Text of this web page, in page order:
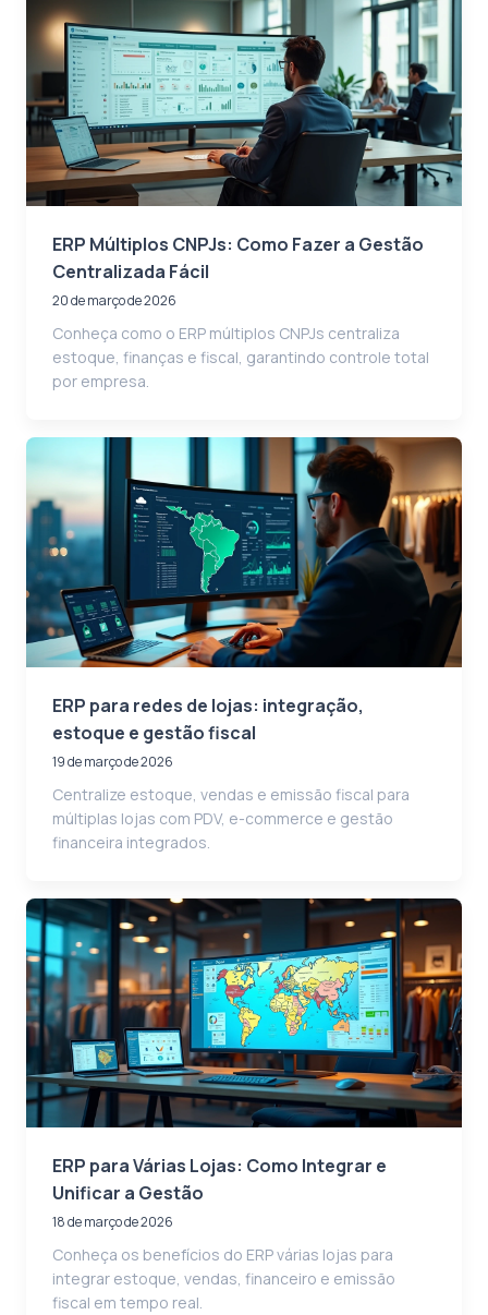
ERP Múltiplos CNPJs: Como Fazer a Gestão
Centralizada Fácil
20 de março de 2026
Conheça como o ERP múltiplos CNPJs centraliza
estoque, finanças e fiscal, garantindo controle total
por empresa.
ERP para redes de lojas: integração,
estoque e gestão fiscal
19 de março de 2026
Centralize estoque, vendas e emissão fiscal para
múltiplas lojas com PDV, e-commerce e gestão
financeira integrados.
ERP para Várias Lojas: Como Integrar e
Unificar a Gestão
18 de março de 2026
Conheça os benefícios do ERP várias lojas para
integrar estoque, vendas, financeiro e emissão
fiscal em tempo real.